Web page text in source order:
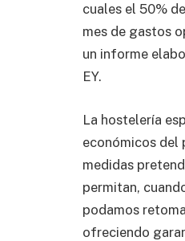
cuales el 50%
mes de gastos
un informe
EY.
La hostelería
económicos del
medidas
permitan,
podamos
ofreciendo